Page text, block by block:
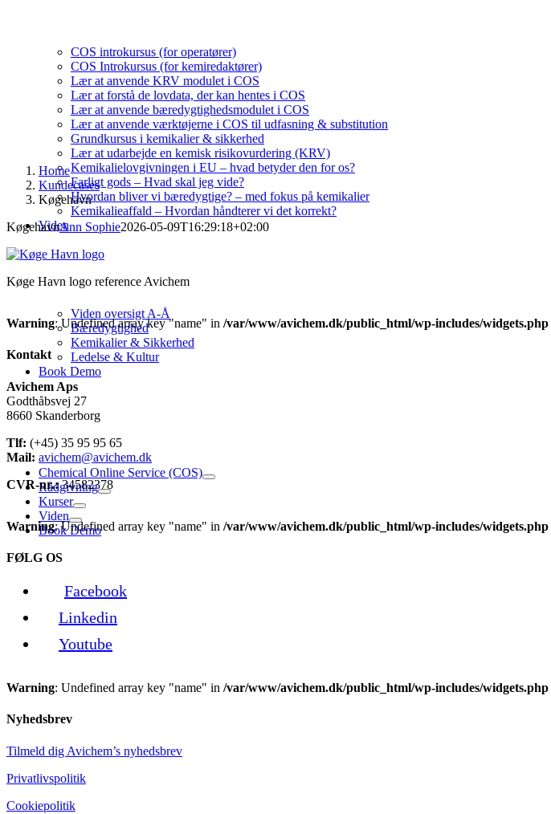
COS introkursus (for operatører)
COS Introkursus (for kemiredaktører)
Lær at anvende KRV modulet i COS
Lær at forstå de lovdata, der kan hentes i COS
Lær at anvende bæredygtighedsmodulet i COS
Lær at anvende værktøjerne i COS til udfasning & substitution
Grundkursus i kemikalier & sikkerhed
Lær at udarbejde en kemisk risikovurdering (KRV)
Kemikalielovgivningen i EU – hvad betyder den for os?
Farligt gods – Hvad skal jeg vide?
Hvordan bliver vi bæredygtige? – med fokus på kemikalier
Kemikalieaffald – Hvordan håndterer vi det korrekt?
Viden
Viden oversigt A-Å
Bæredygtighed
Kemikalier & Sikkerhed
Ledelse & Kultur
Book Demo
Chemical Online Service (COS)
Rådgivning
Kurser
Viden
Book Demo
Home
Kundecases
Køgehavn
KøgehavnAnn Sophie2026-05-09T16:29:18+02:00
Køge Havn logo reference Avichem
Warning: Undefined array key "name" in /var/www/avichem.dk/public_html/wp-includes/widgets.php
Kontakt
Avichem Aps
Godthåbsvej 27
8660 Skanderborg
Tlf: (+45) 35 95 95 65
Mail: avichem@avichem.dk
CVR-nr.:34582378
Warning: Undefined array key "name" in /var/www/avichem.dk/public_html/wp-includes/widgets.php
FØLG OS
Facebook
Linkedin
Youtube
Warning: Undefined array key "name" in /var/www/avichem.dk/public_html/wp-includes/widgets.php
Nyhedsbrev
Tilmeld dig Avichem’s nyhedsbrev
Privatlivspolitik
Cookiepolitik